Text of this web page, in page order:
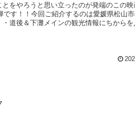
をやろうと思い立ったのが発端のこの映
です！！今回ご紹介するのは愛媛県松山
道後＆下灘メインの観光情報にちからを